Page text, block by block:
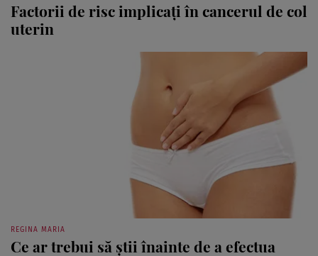
Factorii de risc implicaţi în cancerul de col
uterin
REGINA MARIA
Ce ar trebui să ştii înainte de a efectua